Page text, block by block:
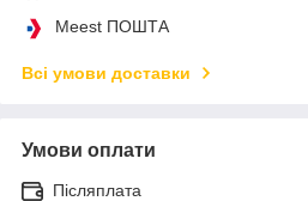
Meest ПОШТА
Всі умови доставки
Умови оплати
Післяплата